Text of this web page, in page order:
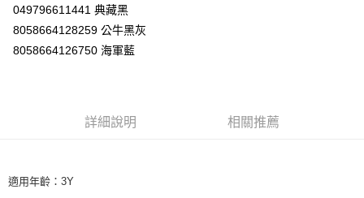
２．便利：只要手機號碼，簡訊認證，即可結帳。
１．於結帳方式選擇「AFTEE先享後付」後，將跳轉至「AFTEE先享後付」
離島宅配
049796611441 典藏黑
8058664128259 公牛黑灰
8058664126750 海軍藍
詳細說明 相關推薦
適用年齡：3Y